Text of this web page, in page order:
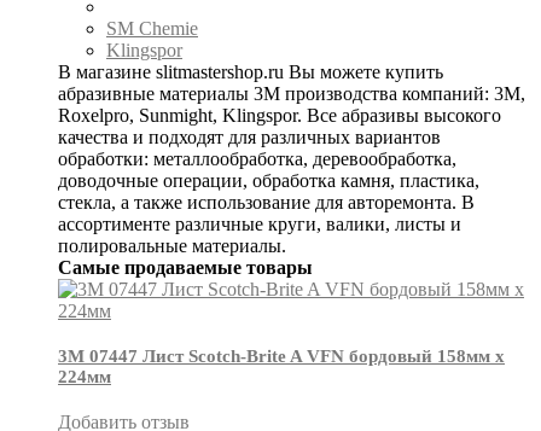
SM Chemie
Klingspor
В магазине slitmastershop.ru Вы можете купить
абразивные материалы 3М производства компаний: 3М,
Roxelpro, Sunmight, Klingspor. Все абразивы высокого
качества и подходят для различных вариантов
обработки: металлообработка, деревообработка,
доводочные операции, обработка камня, пластика,
стекла, а также использование для авторемонта. В
ассортименте различные круги, валики, листы и
полировальные материалы.
Самые продаваемые товары
3М 07447 Лист Scotch-Brite A VFN бордовый 158мм х
224мм
Добавить отзыв